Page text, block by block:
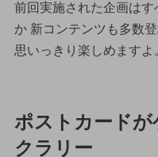
前回実施された企画は
か 新コンテンツも多数
思いっきり楽しめますよ
ポストカード
クラリー